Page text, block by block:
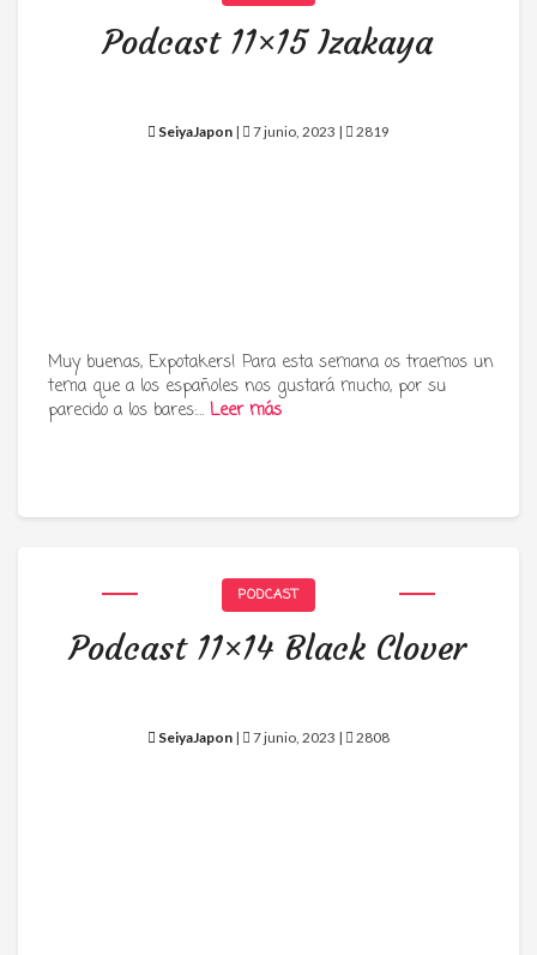
Podcast 11×15 Izakaya
SeiyaJapon | 7 junio, 2023 | 2819
Muy buenas, Expotakers! Para esta semana os traemos un
tema que a los españoles nos gustará mucho, por su
parecido a los bares:… Leer más
PODCAST
Podcast 11×14 Black Clover
SeiyaJapon | 7 junio, 2023 | 2808